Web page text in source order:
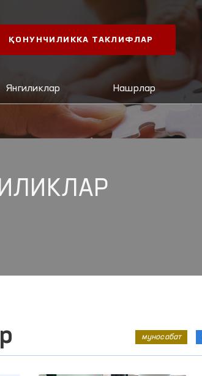
ҚОНУНЧИЛИККА ТАКЛИФЛАР
Янгиликлар Нашрлар
муносабат